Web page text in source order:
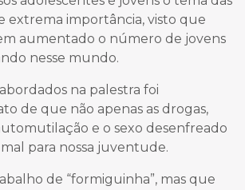
extrema importância, visto que
aumentado o número de jovens
nesse mundo.
na palestra foi
de que não apenas as drogas,
e o sexo desenfreado
para nossa juventude.
de “formiguinha”, mas que